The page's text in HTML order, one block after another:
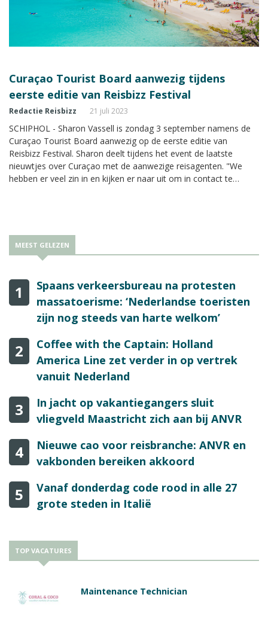
Curaçao Tourist Board aanwezig tijdens
eerste editie van Reisbizz Festival
Redactie Reisbizz 21 juli 2023
SCHIPHOL - Sharon Vassell is zondag 3 september namens de
Curaçao Tourist Board aanwezig op de eerste editie van
Reisbizz Festival. Sharon deelt tijdens het event de laatste
nieuwtjes over Curaçao met de aanwezige reisagenten. "We
hebben er veel zin in en kijken er naar uit om in contact te
MEEST GELEZEN
1
Spaans verkeersbureau na protesten
massatoerisme: ‘Nederlandse toeristen
zijn nog steeds van harte welkom’
2
Coffee with the Captain: Holland
America Line zet verder in op vertrek
vanuit Nederland
3
In jacht op vakantiegangers sluit
vliegveld Maastricht zich aan bij ANVR
4
Nieuwe cao voor reisbranche: ANVR en
vakbonden bereiken akkoord
5
Vanaf donderdag code rood in alle 27
grote steden in Italië
TOP VACATURES
Maintenance Technician